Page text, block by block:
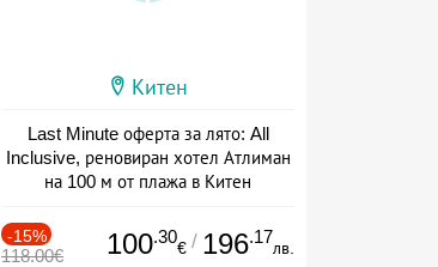
Китен
Last Minute оферта за лято: All
Inclusive, реновиран хотел Атлиман
на 100 м от плажа в Китен
-15%
118.00€ 100.30
€ / 196.17
лв.